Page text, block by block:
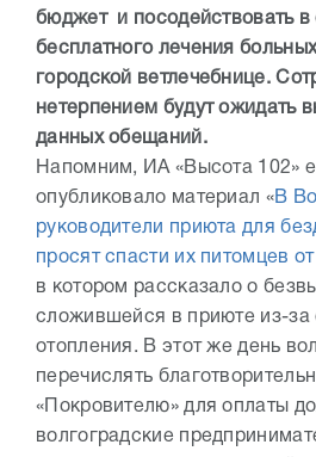
бюджет и посодействовать в
бесплатного лечения
городской ветлечебнице.
нетерпением будут ожидать
данных обещаний.
Напомним, ИА «Высота 102»
опубликовало материал «В
руководители приюта для
просят спасти их питомцев
в котором рассказало о
сложившейся в приюте из-за
отопления. В этот же день
перечислять
«Покровителю» для оплаты
волгоградские